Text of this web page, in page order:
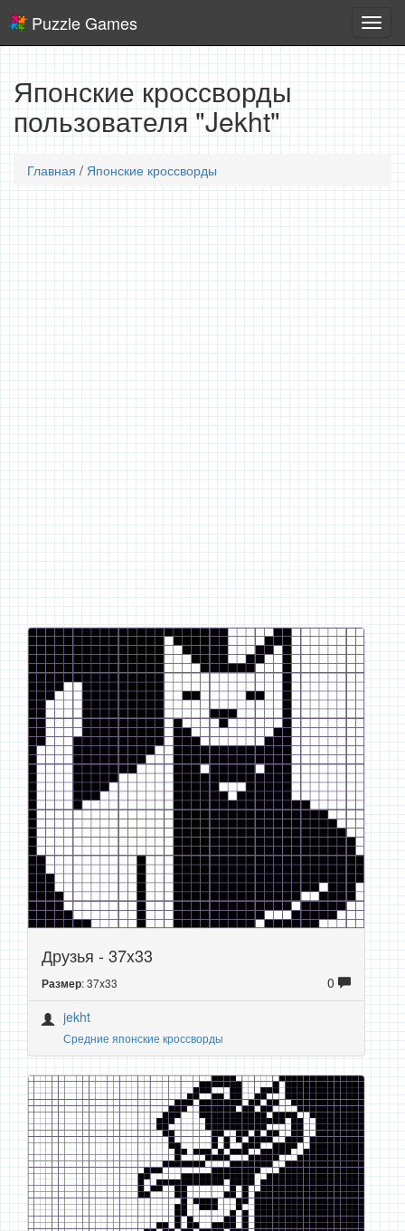
игры
Puzzle Games
Японские кроссворды
пользователя "Jekht"
Главная / Японские кроссворды
Друзья - 37x33
Размер: 37x33
0
jekht
Средние японские кроссворды